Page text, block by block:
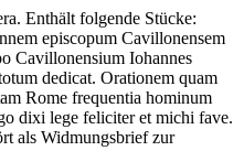
. Enthält folgende Stücke:
episcopum Cavillonensem
Cavillonensium Iohannes
dedicat. Orationem quam
Rome frequentia hominum
dixi lege feliciter et michi fave.
als Widmungsbrief zur